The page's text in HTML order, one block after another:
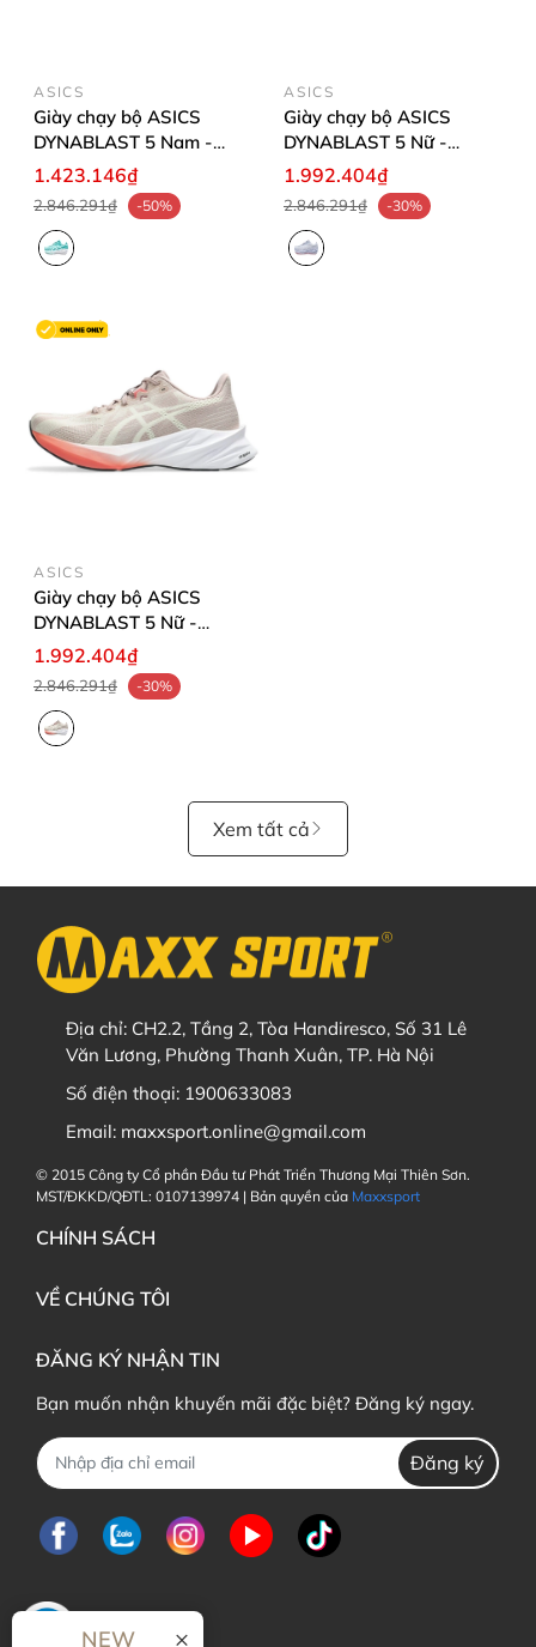
ASICS
Giày chạy bộ ASICS
DYNABLAST 5 Nam -
1011B983.100
1.423.146₫
2.846.291₫ -50%
ASICS
Giày chạy bộ ASICS
DYNABLAST 5 Nữ -
1012B776.401
1.992.404₫
2.846.291₫ -30%
ASICS
Giày chạy bộ ASICS
DYNABLAST 5 Nữ -
1012B776.700
1.992.404₫
2.846.291₫ -30%
Xem tất cả
Địa chỉ: CH2.2, Tầng 2, Tòa Handiresco, Số 31 Lê
Văn Lương, Phường Thanh Xuân, TP. Hà Nội
Số điện thoại: 1900633083
Email: maxxsport.online@gmail.com
© 2015 Công ty Cổ phần Đầu tư Phát Triển Thương Mại Thiên Sơn.
MST/ĐKKD/QĐTL: 0107139974 | Bản quyền của Maxxsport
CHÍNH SÁCH
VỀ CHÚNG TÔI
ĐĂNG KÝ NHẬN TIN
Bạn muốn nhận khuyến mãi đặc biệt? Đăng ký ngay.
Đăng ký
×
NEW